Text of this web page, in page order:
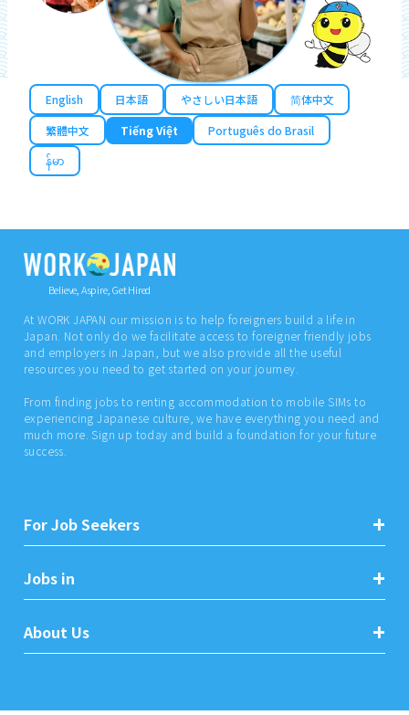
English 日本語 やさしい日本語
简体中文
繁體中文
Tiếng Việt
Português do Brasil
န်မာ
Believe, Aspire, Get Hired
At WORK JAPAN our mission is to help foreigners build a life in
Japan. Not only do we facilitate access to foreigner friendly jobs
and employers in Japan, but we also provide all the useful
resources you need to get started on your journey.
From finding jobs to renting accommodation to mobile SIMs to
experiencing Japanese culture, we have everything you need and
much more. Sign up today and build a foundation for your future
success.
For Job Seekers
Jobs in
About Us